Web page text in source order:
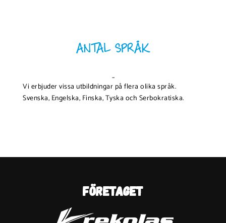
ANTAL SPRÅK
-
Vi erbjuder vissa utbildningar på flera olika språk.
Svenska, Engelska, Finska, Tyska och Serbokratiska.
Företaget